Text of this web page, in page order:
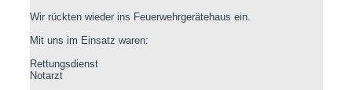
Wir rückten wieder ins Feuerwehrgerätehaus ein.
Mit uns im Einsatz waren:
Rettungsdienst
Notarzt